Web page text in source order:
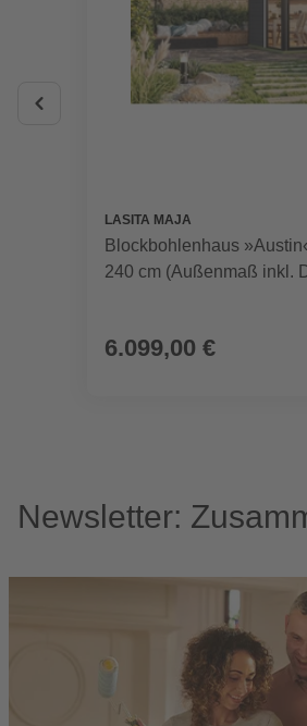
LASITA MAJA
Blockbohlenhaus
240 cm (Außenmaß inkl.
6.099,00 €
Newsletter: